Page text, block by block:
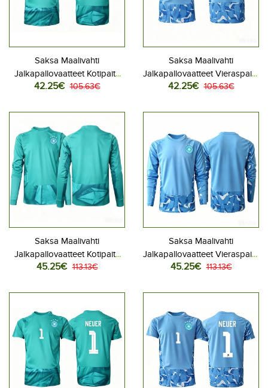
Saksa Maalivahti
Jalkapallovaatteet Kotipaita
MM-kisat 2026 Lyhythihainen
42.25€ 105.63€
Saksa Maalivahti
Jalkapallovaatteet Vieraspaita
MM-kisat 2026 Lyhythihainen
42.25€ 105.63€
Saksa Maalivahti
Jalkapallovaatteet Kotipaita
MM-kisat 2026 Pitkähihainen
45.25€ 113.13€
Saksa Maalivahti
Jalkapallovaatteet Vieraspaita
MM-kisat 2026 Pitkähihainen
45.25€ 113.13€